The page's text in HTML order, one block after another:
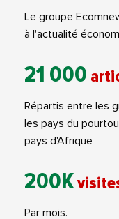
Le groupe
à l'actualité
21 000
Répartis entre les
les pays du
pays d'Afrique
200K
Par mois.